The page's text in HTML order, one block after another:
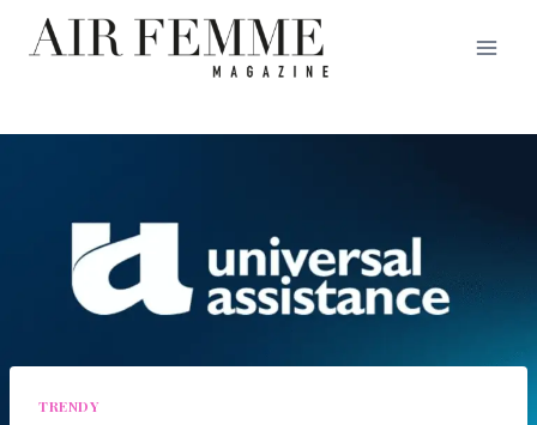
Saltar
TRENDY